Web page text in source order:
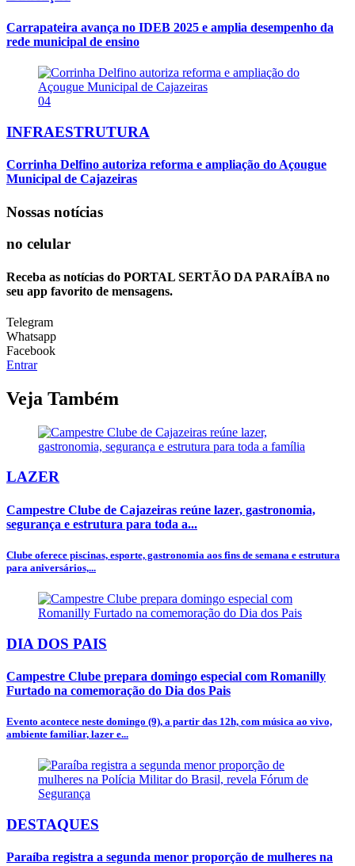
Carrapateira avança no IDEB 2025 e amplia desempenho da
rede municipal de ensino
04
INFRAESTRUTURA
Corrinha Delfino autoriza reforma e ampliação do Açougue
Municipal de Cajazeiras
Nossas notícias
no celular
Receba as notícias do PORTAL SERTÃO DA PARAÍBA no
seu app favorito de mensagens.
Telegram
Whatsapp
Facebook
Entrar
Veja Também
LAZER
Campestre Clube de Cajazeiras reúne lazer, gastronomia,
segurança e estrutura para toda a...
Clube oferece piscinas, esporte, gastronomia aos fins de semana e estrutura
para aniversários,...
DIA DOS PAIS
Campestre Clube prepara domingo especial com Romanilly
Furtado na comemoração do Dia dos Pais
Evento acontece neste domingo (9), a partir das 12h, com música ao vivo,
ambiente familiar, lazer e...
DESTAQUES
Paraíba registra a segunda menor proporção de mulheres na